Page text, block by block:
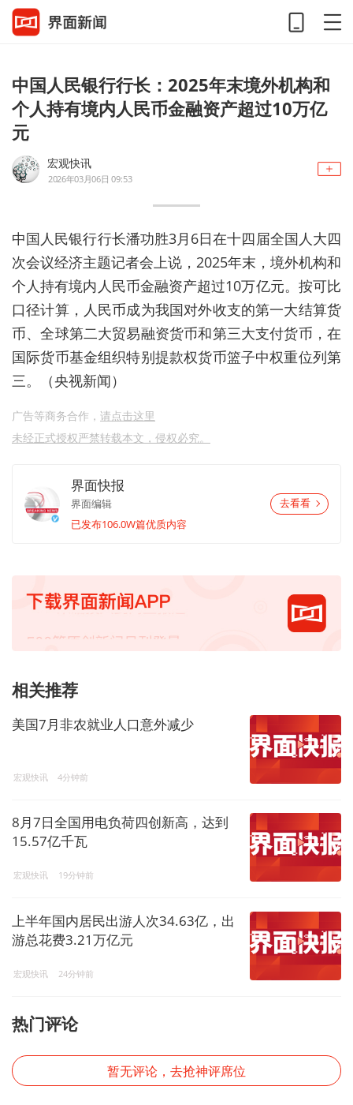
中国人民银行行长：2025年末境外机构和
个人持有境内人民币金融资产超过10万亿
元
宏观快讯
2026年03月06日 09:53
中国人民银行行长潘功胜3月6日在十四届全国人大四
次会议经济主题记者会上说，2025年末，境外机构和
个人持有境内人民币金融资产超过10万亿元。按可比
口径计算，人民币成为我国对外收支的第一大结算货
币、全球第二大贸易融资货币和第三大支付货币，在
国际货币基金组织特别提款权货币篮子中权重位列第
三。（央视新闻）
广告等商务合作， 请点击这里
未经正式授权严禁转载本文，侵权必究。
界面快报
界面编辑
已发布106.0W篇优质内容
去看看
相关推荐
美国7月非农就业人口意外减少
宏观快讯 4分钟前
8月7日全国用电负荷四创新高，达到
15.57亿千瓦
宏观快讯 19分钟前
上半年国内居民出游人次34.63亿，出
游总花费3.21万亿元
宏观快讯 24分钟前
热门评论
暂无评论，去抢神评席位